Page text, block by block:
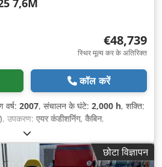
7,6M
€48,739
स्थिर मूल्य कर के अतिरिक्त
कॉल करें
वर्ष: 2007, संचालन के घंटे: 2,000 h, शक्ति:
, उपकरण: एयर कंडीशनिंग, कैबिन,
छोटा विज्ञापन